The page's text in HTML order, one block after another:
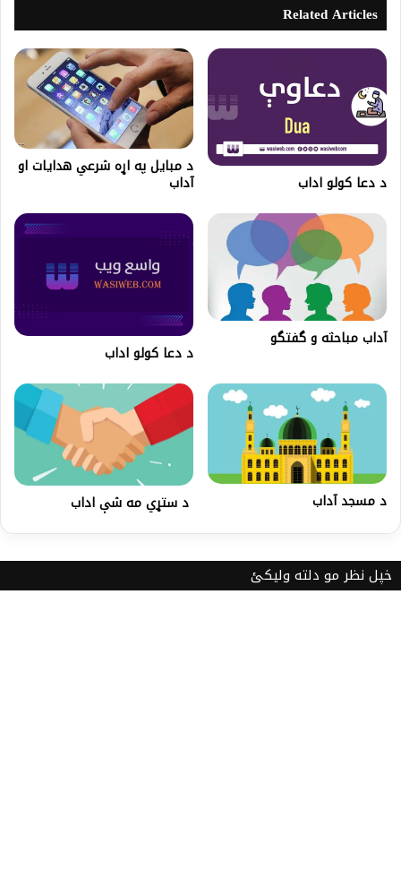
Related Articles
د دعا كولو اداب
د مبایل په اړه شرعي هدایات او
آداب
آداب مباحثه و گفتگو
د دعا کولو اداب
د مسجد آداب د ستړي مه شې اداب
خپل نظر مو دلته ولیکئ